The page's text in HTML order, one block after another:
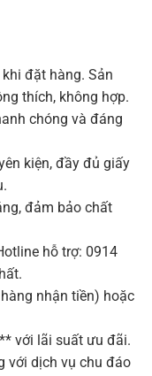
đặt hàng. Sản
thích, không hợp.
chóng và đáng
kiện, đầy đủ giấy
đảm bảo chất
hỗ trợ: 0914
nhận tiền) hoặc
với lãi suất ưu đãi.
với dịch vụ chu đáo